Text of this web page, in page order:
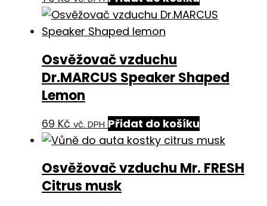
Osvěžovač vzduchu
Dr.MARCUS Speaker Shaped
Lemon
69 Kč vč. DPH Přidat do košíku
Osvěžovač vzduchu Mr. FRESH
Citrus musk